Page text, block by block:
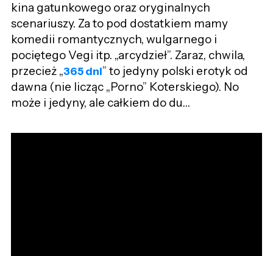
kina gatunkowego oraz oryginalnych
scenariuszy. Za to pod dostatkiem mamy
komedii romantycznych, wulgarnego i
pociętego Vegi itp. „arcydzieł”. Zaraz, chwila,
przecież „365 dni” to jedyny polski erotyk od
dawna (nie licząc „Porno” Koterskiego). No
może i jedyny, ale całkiem do du…